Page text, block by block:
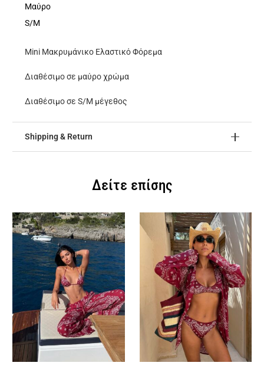
Μαύρο
S/M
Mini Μακρυμάνικο Ελαστικό Φόρεμα
Διαθέσιμο σε μαύρο χρώμα
Διαθέσιμο σε S/M μέγεθος
Shipping & Return
Δείτε επίσης